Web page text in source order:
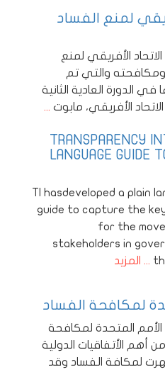
لمنع الفساد
الاتحاد الأفريقي لمنع
ومكافحته والتي تم
في الدورة العادية الثانية
الأفريقي، مابوت ...
TRANSPARENCY
LANGUAGE GUIDE
TI hasdeveloped a plain
guide to capture the
for the
stakeholders in
... المزيد
لمكافحة الفساد
الأمم المتحدة لمكافحة
أهم الأتفاقيات الدولية
لمكافة الفساد وقد